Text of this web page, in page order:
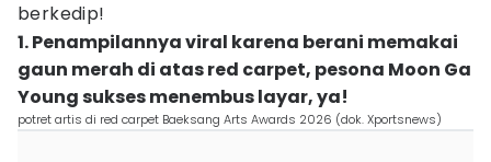
berkedip!
1. Penampilannya viral karena berani memakai
gaun merah di atas red carpet, pesona Moon Ga
Young sukses menembus layar, ya!
potret artis di red carpet Baeksang Arts Awards 2026 (dok. Xportsnews)